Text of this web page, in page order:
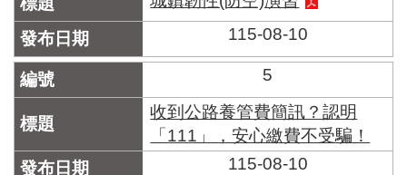
說
臺
北
市
鄰
長
冊
115-08-10
5
收到公路養管費簡訊？認明
「111」，安心繳費不受騙！
115-08-10